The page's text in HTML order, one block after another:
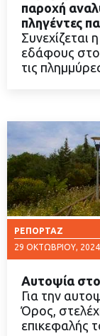
παροχή
πληγέντες
εδάφους
τις
ΡΕΠΟΡΤΆΖ
29 ΟΚΤΩΒΡΊΟΥ, 2024
Αυτοψία στο
Για την
Όρος,
επικεφαλής